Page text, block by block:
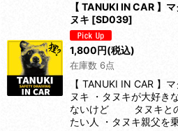
【 TANUKI IN CAR 】
ヌキ [SD039]
1,800円(税込)
在庫数 6点
【 TANUKI IN CAR 】
ヌキ ・タヌキが大好き
ないけど タヌキとの
たい人 ・タヌキ親父を